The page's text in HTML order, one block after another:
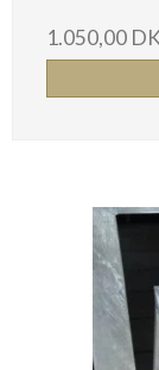
1.050,00